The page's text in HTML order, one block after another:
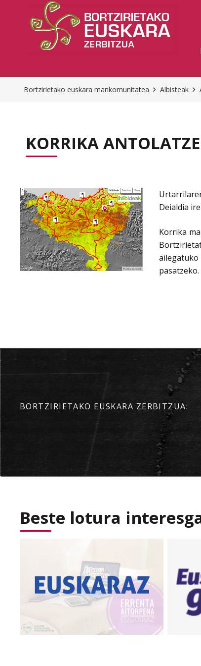
Bortzirietako euskara mankomunitatea Albisteak
KORRIKA
Deialdia
Korrika
pasatzeko.
BORTZIRIETAKO EUSKARA ZERBITZUA:
Beste lotura